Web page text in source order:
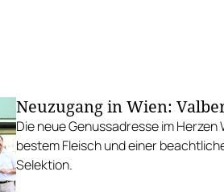
Neuzugang in Wien:
Die neue Genussadresse im
bestem Fleisch und einer
Selektion.